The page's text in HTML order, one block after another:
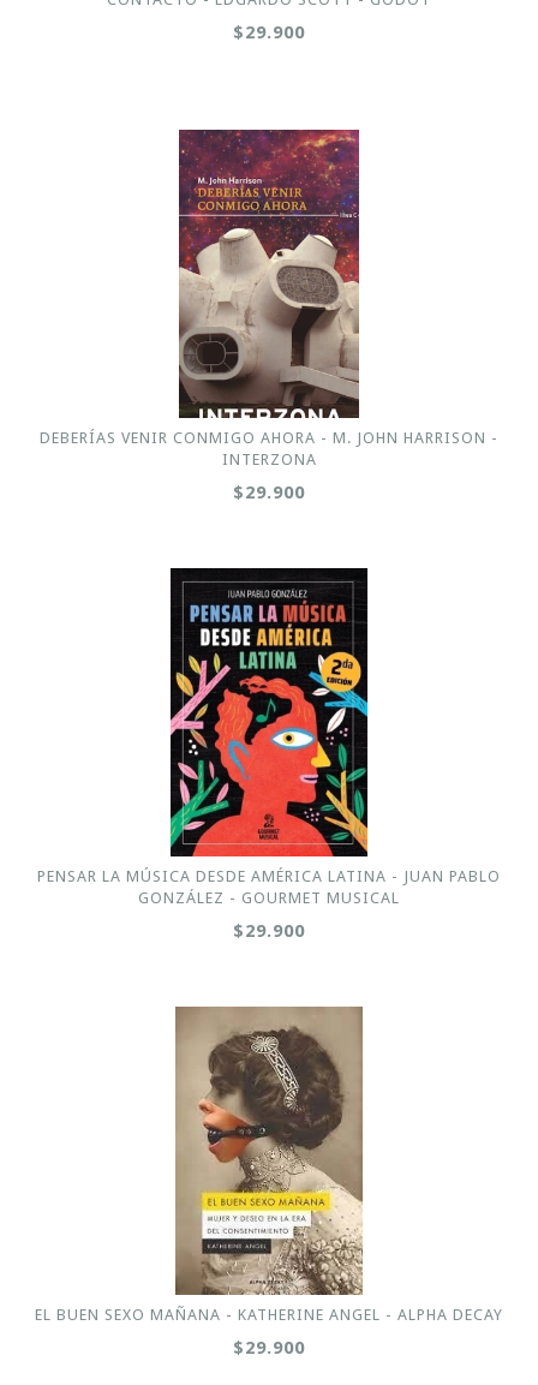
$29.900
DEBERÍAS VENIR CONMIGO AHORA - M. JOHN HARRISON -
INTERZONA
$29.900
PENSAR LA MÚSICA DESDE AMÉRICA LATINA - JUAN PABLO
GONZÁLEZ - GOURMET MUSICAL
$29.900
EL BUEN SEXO MAÑANA - KATHERINE ANGEL - ALPHA DECAY
$29.900